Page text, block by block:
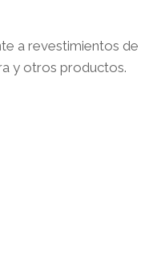
a revestimientos de
y otros productos.